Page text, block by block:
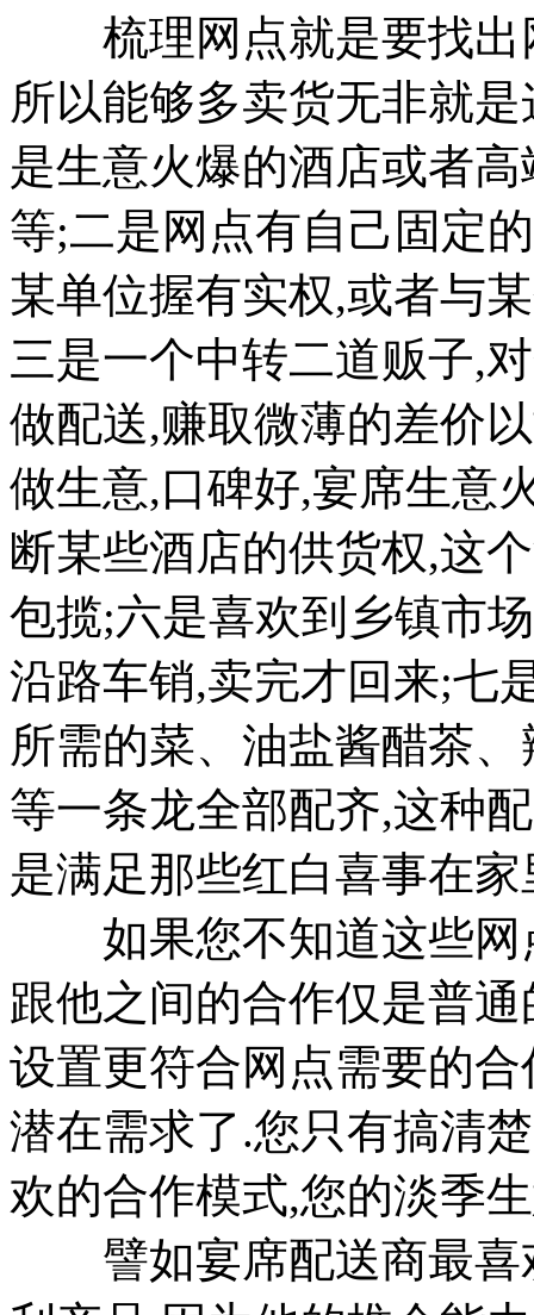
梳理网点就是要找出
所以能够多卖货无非就
是生意火爆的酒店或者
等;二是网点有自己固定
某单位握有实权,或者与
三是一个中转二道贩子,
做配送,赚取微薄的差价
做生意,口碑好,宴席生意
断某些酒店的供货权,这
包揽;六是喜欢到乡镇市
沿路车销,卖完才回来;七
所需的菜、油盐酱醋茶
等一条龙全部配齐,这种
是满足那些红白喜事在
如果您不知道这些网
跟他之间的合作仅是普
设置更符合网点需要的
潜在需求了.您只有搞清
欢的合作模式,您的淡季
譬如宴席配送商最喜